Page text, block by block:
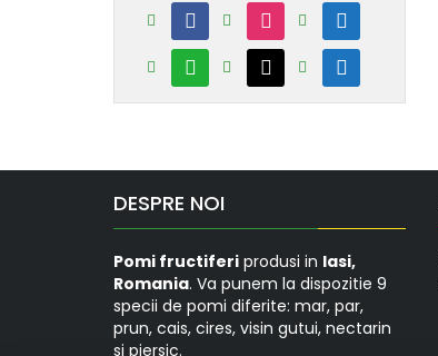
facebook instagram messenger
whatsapp mail mobile
DESPRE NOI
Pomi fructiferi produsi in Iasi,
Romania. Va punem la dispozitie 9
specii de pomi diferite: mar, par,
prun, cais, cires, visin gutui, nectarin
si piersic.